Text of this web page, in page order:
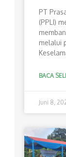
PT
(PPLI)
melalui
BACA
Juni 8,